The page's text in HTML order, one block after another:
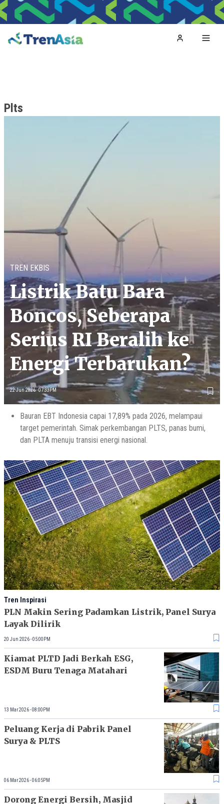
Home
Plts
TREN EKBIS
Listrik Batu Bara
Boncos, Seberapa
Serius RI Beralih ke
Energi Terbarukan?
22 Jun 2026 - 07:33PM
Bauran EBT Indonesia capai 17,89% pada 2026, melampaui
target pemerintah. Simak perkembangan PLTS, panas bumi,
dan PLTA menuju transisi energi nasional.
Tren Inspirasi
PLN Makin Sering Padamkan Listrik, Panel Surya
Layak Dilirik
20 Jun 2026 - 05:00PM
Kiamat PLTD Jadi Berkah ESG,
ESDM Buru Tenaga Matahari
13 Mar 2026 - 08:00PM
Peluang Kerja di Pabrik Panel
Surya & PLTS
06 Mar 2026 - 06:05PM
Dorong Energi Bersih, Masjid